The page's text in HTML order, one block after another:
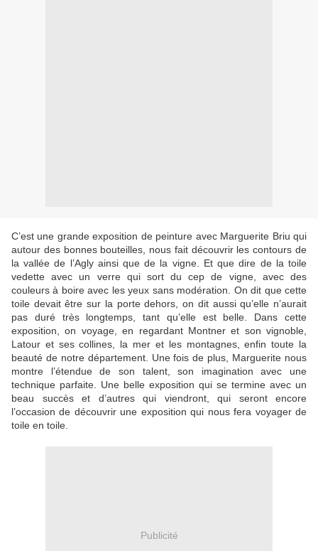
C’est une grande exposition de peinture avec Marguerite Briu qui
autour des bonnes bouteilles, nous fait découvrir les contours de
la vallée de l’Agly ainsi que de la vigne. Et que dire de la toile
vedette avec un verre qui sort du cep de vigne, avec des
couleurs à boire avec les yeux sans modération. On dit que cette
toile devait être sur la porte dehors, on dit aussi qu’elle n’aurait
pas duré très longtemps, tant qu’elle est belle. Dans cette
exposition, on voyage, en regardant Montner et son vignoble,
Latour et ses collines, la mer et les montagnes, enfin toute la
beauté de notre département. Une fois de plus, Marguerite nous
montre l’étendue de son talent, son imagination avec une
technique parfaite. Une belle exposition qui se termine avec un
beau succès et d’autres qui viendront, qui seront encore
l’occasion de découvrir une exposition qui nous fera voyager de
toile en toile.
Publicité